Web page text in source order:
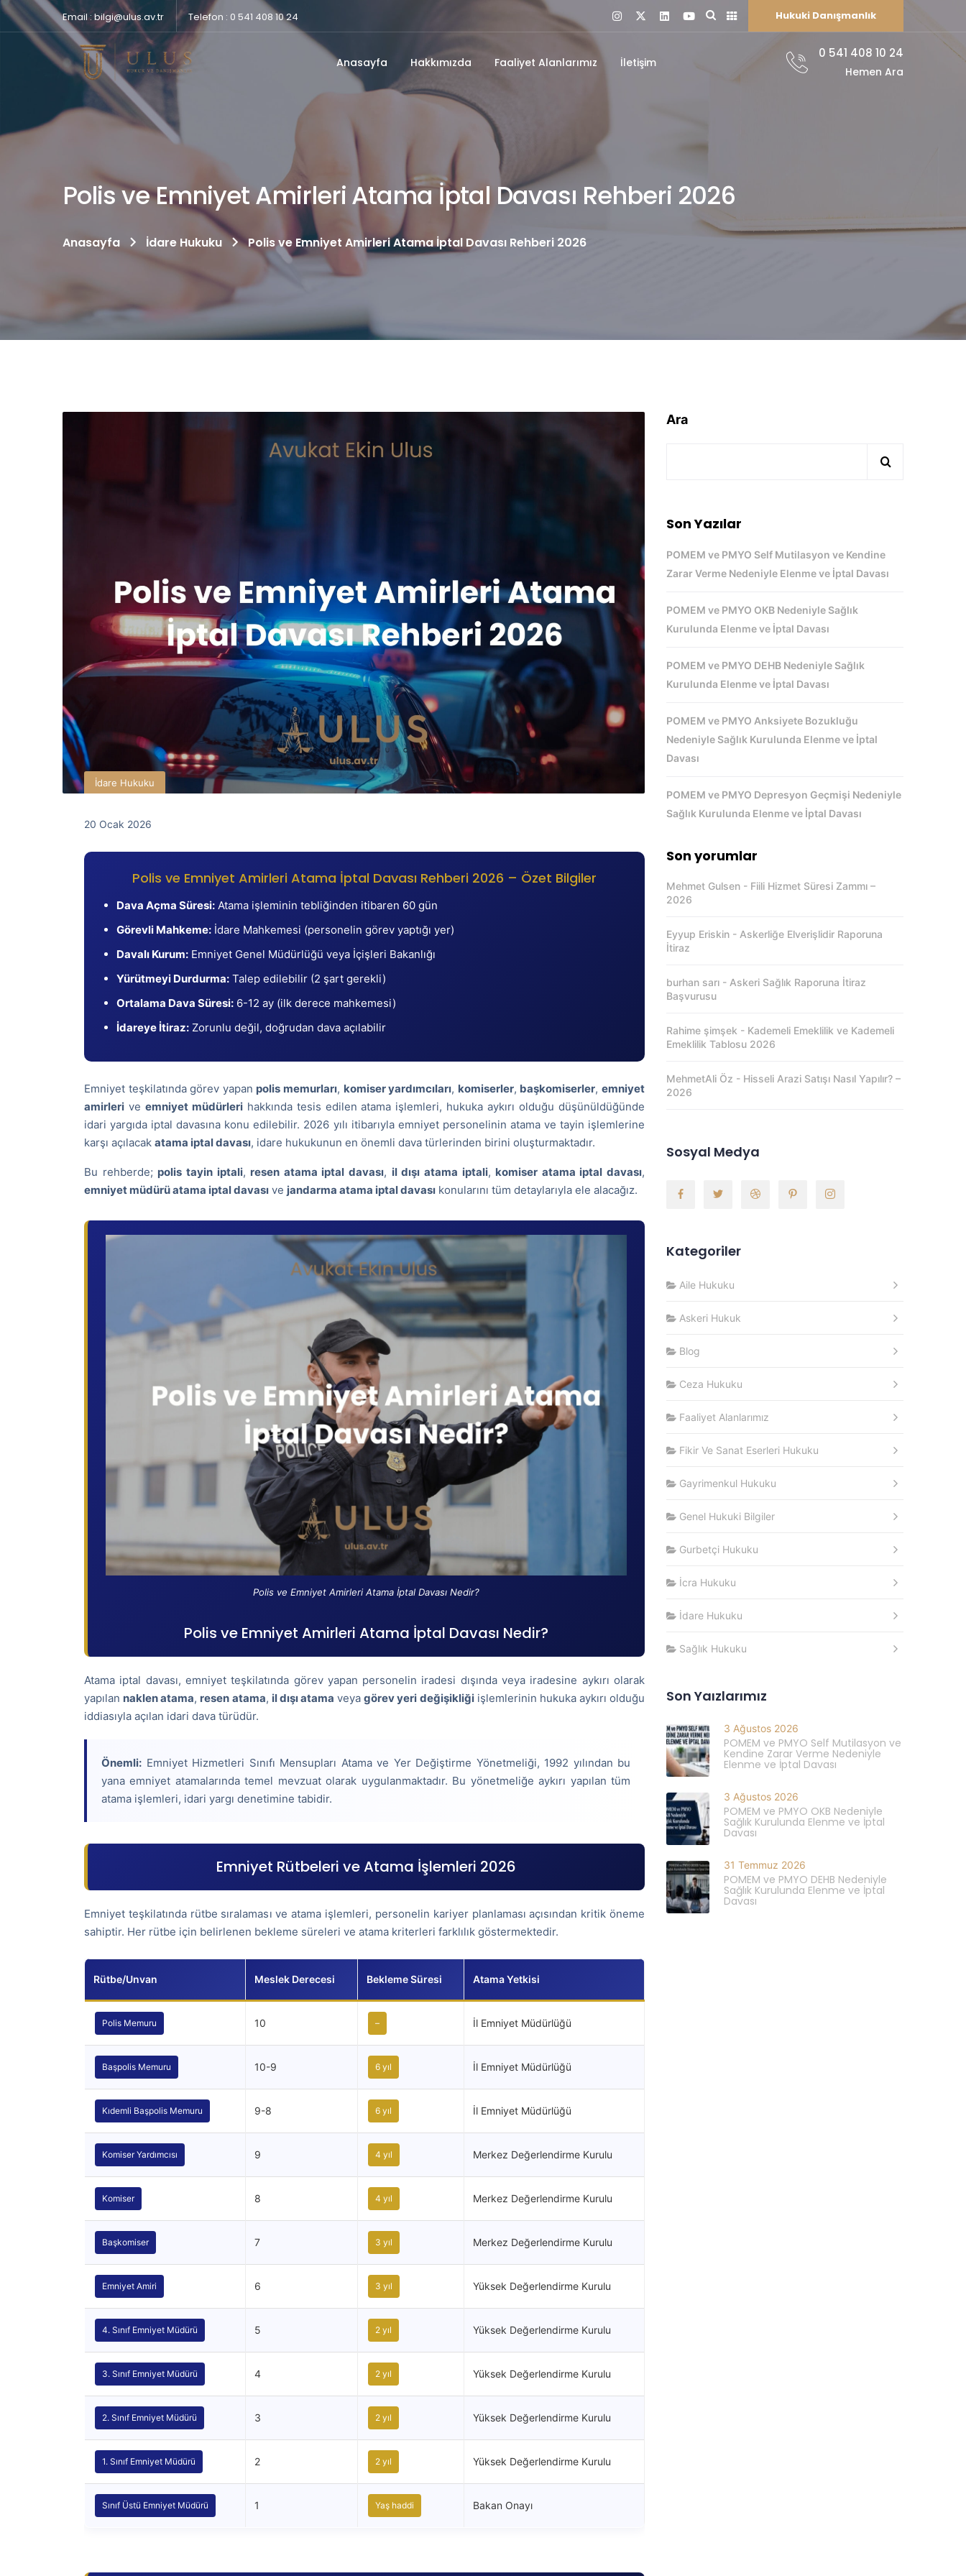
Email : bilgi@ulus.av.tr Telefon : 0 541 408 10 24 Hukuki Danışmanlık
Anasayfa Hakkımızda Faaliyet Alanlarımız İletişim
0 541 408 10 24
Hemen Ara
Polis ve Emniyet Amirleri Atama İptal Davası Rehberi 2026
Anasayfa İdare Hukuku Polis ve Emniyet Amirleri Atama İptal Davası Rehberi 2026
İdare Hukuku
20 Ocak 2026
Polis ve Emniyet Amirleri Atama İptal Davası Rehberi 2026 – Özet Bilgiler
Dava Açma Süresi: Atama işleminin tebliğinden itibaren 60 gün
Görevli Mahkeme: İdare Mahkemesi (personelin görev yaptığı yer)
Davalı Kurum: Emniyet Genel Müdürlüğü veya İçişleri Bakanlığı
Yürütmeyi Durdurma: Talep edilebilir (2 şart gerekli)
Ortalama Dava Süresi: 6-12 ay (ilk derece mahkemesi)
İdareye İtiraz: Zorunlu değil, doğrudan dava açılabilir
Emniyet teşkilatında görev yapan polis memurları, komiser yardımcıları, komiserler, başkomiserler,emniyet
amirleri ve emniyet müdürlerihakkında tesis edilen atama işlemleri, hukuka aykırı olduğu düşünüldüğünde
idari yargıda iptal davasına konu edilebilir. 2026 yılı itibarıyla emniyet personelinin atama ve tayin işlemlerine
karşı açılacak atama iptal davası, idare hukukunun en önemli dava türlerinden birini oluşturmaktadır.
Bu rehberde; polis tayin iptali, resen atama iptal davası, il dışı atama iptali, komiser atama iptal davası,
emniyet müdürü atama iptal davası ve jandarma atama iptal davası konularını tüm detaylarıyla ele alacağız.
Polis ve Emniyet Amirleri Atama İptal Davası Nedir?
Polis ve Emniyet Amirleri Atama İptal Davası Nedir?
Atama iptal davası, emniyet teşkilatında görev yapan personelin iradesi dışında veya iradesine aykırı olarak
yapılan naklen atama, resen atama, il dışı atama veyagörev yeri değişikliğiişlemlerinin hukuka aykırı olduğu
iddiasıyla açılan idari dava türüdür.
Önemli: Emniyet Hizmetleri Sınıfı Mensupları Atama ve Yer Değiştirme Yönetmeliği, 1992 yılından bu
yana emniyet atamalarında temel mevzuat olarak uygulanmaktadır. Bu yönetmeliğe aykırı yapılan tüm
atama işlemleri, idari yargı denetimine tabidir.
Emniyet Rütbeleri ve Atama İşlemleri 2026
Emniyet teşkilatında rütbe sıralaması ve atama işlemleri, personelin kariyer planlaması açısından kritik öneme
sahiptir. Her rütbe için belirlenen bekleme süreleri ve atama kriterleri farklılık göstermektedir.
Rütbe/Unvan Meslek Derecesi Bekleme Süresi Atama Yetkisi
Polis Memuru 10 – İl Emniyet Müdürlüğü
Başpolis Memuru 10-9 6 yıl İl Emniyet Müdürlüğü
Kıdemli Başpolis Memuru 9-8 6 yıl İl Emniyet Müdürlüğü
Komiser Yardımcısı 9 4 yıl Merkez Değerlendirme Kurulu
Komiser 8 4 yıl Merkez Değerlendirme Kurulu
Başkomiser 7 3 yıl Merkez Değerlendirme Kurulu
Emniyet Amiri 6 3 yıl Yüksek Değerlendirme Kurulu
4. Sınıf Emniyet Müdürü 5 2 yıl Yüksek Değerlendirme Kurulu
3. Sınıf Emniyet Müdürü 4 2 yıl Yüksek Değerlendirme Kurulu
2. Sınıf Emniyet Müdürü 3 2 yıl Yüksek Değerlendirme Kurulu
1. Sınıf Emniyet Müdürü 2 2 yıl Yüksek Değerlendirme Kurulu
Sınıf Üstü Emniyet Müdürü 1 Yaş haddi Bakan Onayı
Ara
Son Yazılar
POMEM ve PMYO Self Mutilasyon ve Kendine
Zarar Verme Nedeniyle Elenme ve İptal Davası
POMEM ve PMYO OKB Nedeniyle Sağlık
Kurulunda Elenme ve İptal Davası
POMEM ve PMYO DEHB Nedeniyle Sağlık
Kurulunda Elenme ve İptal Davası
POMEM ve PMYO Anksiyete Bozukluğu
Nedeniyle Sağlık Kurulunda Elenme ve İptal
Davası
POMEM ve PMYO Depresyon Geçmişi Nedeniyle
Sağlık Kurulunda Elenme ve İptal Davası
Son yorumlar
Mehmet Gulsen - Fiili Hizmet Süresi Zammı –
2026
Eyyup Eriskin - Askerliğe Elverişlidir Raporuna
İtiraz
burhan sarı - Askeri Sağlık Raporuna İtiraz
Başvurusu
Rahime şimşek - Kademeli Emeklilik ve Kademeli
Emeklilik Tablosu 2026
MehmetAli Öz - Hisseli Arazi Satışı Nasıl Yapılır? –
2026
Sosyal Medya
Kategoriler
Aile Hukuku
Askeri Hukuk
Blog
Ceza Hukuku
Faaliyet Alanlarımız
Fikir Ve Sanat Eserleri Hukuku
Gayrimenkul Hukuku
Genel Hukuki Bilgiler
Gurbetçi Hukuku
İcra Hukuku
İdare Hukuku
Sağlık Hukuku
Son Yaızlarımız
3 Ağustos 2026
POMEM ve PMYO Self Mutilasyon ve
Kendine Zarar Verme Nedeniyle
Elenme ve İptal Davası
3 Ağustos 2026
POMEM ve PMYO OKB Nedeniyle
Sağlık Kurulunda Elenme ve İptal
Davası
31 Temmuz 2026
POMEM ve PMYO DEHB Nedeniyle
Sağlık Kurulunda Elenme ve İptal
Davası